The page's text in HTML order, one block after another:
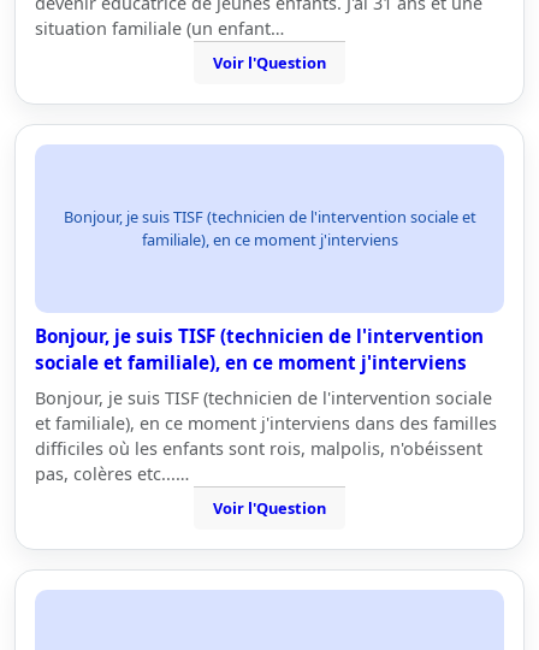
situation familiale (un enfant…
Voir l'Question
Bonjour, je suis TISF (technicien de l'intervention sociale et
familiale), en ce moment j'interviens
Bonjour, je suis TISF (technicien de l'intervention
sociale et familiale), en ce moment j'interviens
Bonjour, je suis TISF (technicien de l'intervention sociale
et familiale), en ce moment j'interviens dans des familles
difficiles où les enfants sont rois, malpolis, n'obéissent
pas, colères etc...…
Voir l'Question